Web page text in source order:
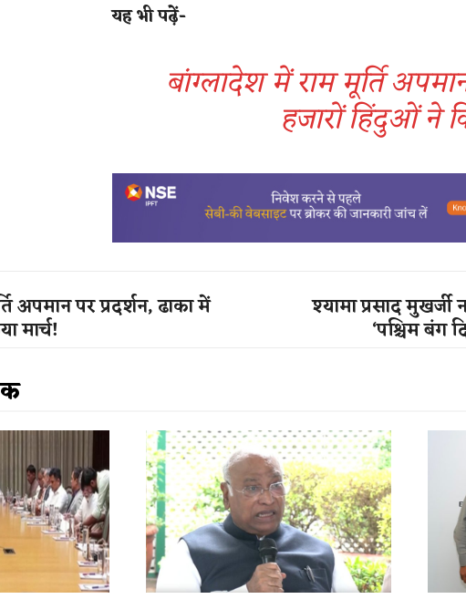
यह भी पढ़ें-
बांग्लादेश में राम मूर्ति
हजारों हिंदुओं ने
अपमान पर प्रदर्शन, ढाका में
मार्च!
श्यामा प्रसाद
‘पश्चिम बंग